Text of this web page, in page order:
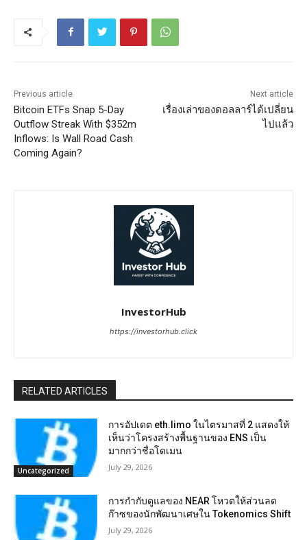
Previous article
Bitcoin ETFs Snap 5-Day
Outflow Streak With $352m
Inflows: Is Wall Road Cash
Coming Again?
Next article
เรื่องเล่าของดอลลาร์ได้เปลี่ยน
ไปแล้ว
InvestorHub
https://investorhub.click
RELATED ARTICLES
Uncategorized
การอัปเดต eth.limo ในไตรมาสที่ 2 แสดงให้
เห็นว่าโครงสร้างพื้นฐานของ ENS เป็น
มากกว่าชื่อโดเมน
July 29, 2026
การกำกับดูแลของ NEAR โหวตให้ส่วนลด
ก๊าซของนักพัฒนาเศษใน Tokenomics Shift
July 29, 2026